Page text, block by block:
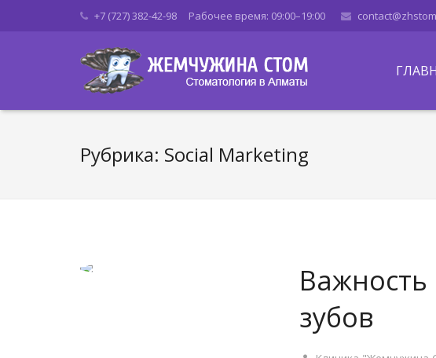
+7 (727) 382-42-98 Рабочее время: 09:00–19:00
Рубрика: Social Marketing
Важность
зубов